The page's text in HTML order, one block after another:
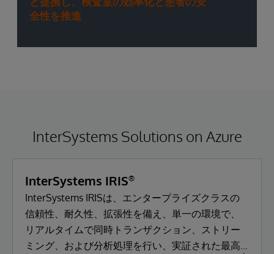
全性を推進
InterSystems Solutions on Azure
InterSystems IRIS®
InterSystems IRISは、エンタープライズクラスの
信頼性、耐久性、拡張性を備え、単一の環境で、
リアルタイムで同時トランザクション、ストリー
ミング、および分析処理を行い、実証された最高